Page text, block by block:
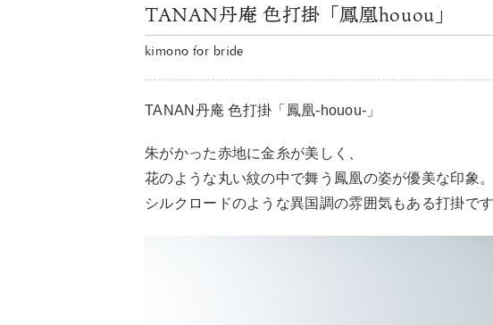
TANAN丹庵 色打掛「鳳凰houou」
kimono for bride
TANAN丹庵 色打掛「鳳凰-houou-」
朱がかった赤地に金糸が美しく、
花のような丸い紋の中で舞う鳳凰の姿が優美な印象。
シルクロードのような異国調の雰囲気もある打掛です